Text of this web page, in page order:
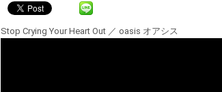
Stop Crying Your Heart Out ／ oasis オアシス